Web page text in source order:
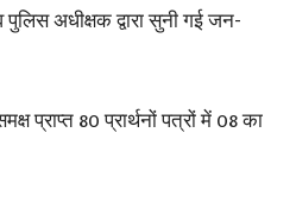
अधीक्षक द्वारा सुनी गई जन-
प्राप्त 80 प्रार्थनों पत्रों में 08 का